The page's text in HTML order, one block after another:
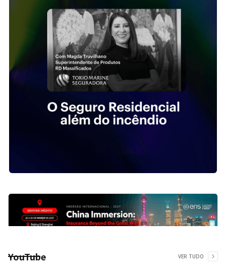
YouTube VER TUDO